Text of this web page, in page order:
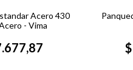
Acero 430
- Vima